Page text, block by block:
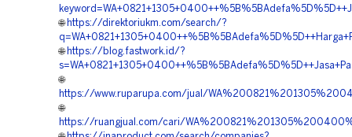
🌐 https://direktoriukm.com/search/?
🌐 https://blog.fastwork.id/?
🌐
https://www.ruparupa.com/jual/
🌐
https://ruangjual.com/cari/